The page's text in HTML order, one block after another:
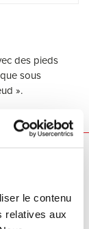
le contenu
relatives aux
des pieds
sous
».